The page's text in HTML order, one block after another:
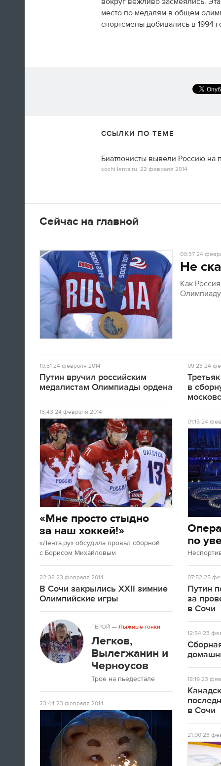
Олимпийских игр. Все очень красиво.
ЧИТАТЬ ЦЕЛИКОМ
место по медалям в общем
спортсмены добивались в 1994
ССЫЛКИ ПО ТЕМЕ
Биатлонисты вывели Россию на
sochi.lenta.ru, 22 февраля 2014
Сейчас на главной
00:3724
Не
Как
10:51 24 февраля 2014
Путин вручил российским
медалистам Олимпиады ордена
15:43 24 февраля 2014
«Мне просто стыдно
за наш хоккей!»
«Лента.ру» обсудила провал сборной
с Борисом Михайловым
22:3823 февраля 2014
В Сочи закрылись XXII зимние
Олимпийские игры
ГЕРОЙ —Лыжные гонки
Легков,
Вылегжанин и
Черноусов
Трое на пьедестале
23:4423 февраля 2014
09:23 24
в
01:1524
по
07:52 25
Путин
за
в Сочи
12:5423
18:1923
в Сочи
21:0023